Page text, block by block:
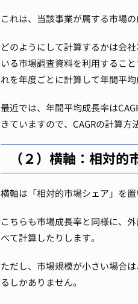
これは、当該事業が属する市場の
どのようにして計算するかは会
いる市場調査資料を利用すること
れを年度ごとに計算して年間平
最近では、年間平均成長率は
きていますので、CAGRの計算
（２）横軸：相対的
横軸は「相対的市場シェア」を置
こちらも市場成長率と同様に、
べて計算したりします。
ただし、市場規模が小さい場合
るしかありません。